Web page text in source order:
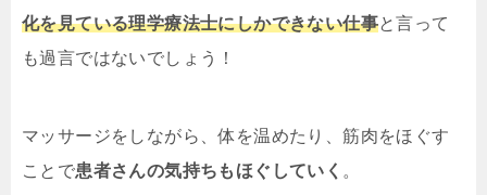
化を見ている理学療法士にしかできない仕事と言って
も過言ではないでしょう！
マッサージをしながら、体を温めたり、筋肉をほぐす
ことで患者さんの気持ちもほぐしていく 。